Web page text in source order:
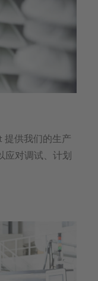
提供我们的生产
应对调试、计划